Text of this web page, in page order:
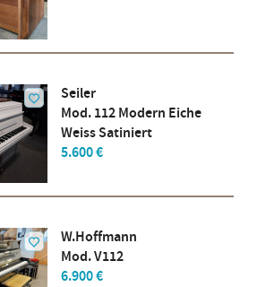
Seiler
Mod. 112 Modern Eiche
Weiss Satiniert
5.600 €
W.Hoffmann
Mod. V112
6.900 €